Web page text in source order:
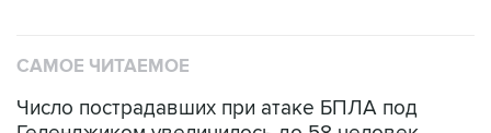
Число пострадавших при атаке БПЛА под